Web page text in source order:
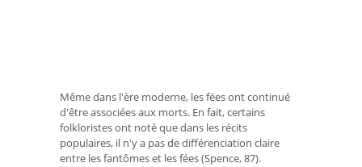
Même dans l'ère moderne, les fées ont continué
d'être associées aux morts. En fait, certains
folkloristes ont noté que dans les récits
populaires, il n'y a pas de différenciation claire
entre les fantômes et les fées (Spence, 87).